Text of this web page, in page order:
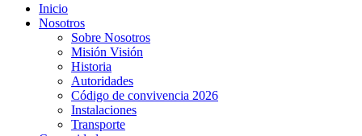
Inicio
Nosotros
Sobre Nosotros
Misión Visión
Historia
Autoridades
Código de convivencia 2026
Instalaciones
Transporte